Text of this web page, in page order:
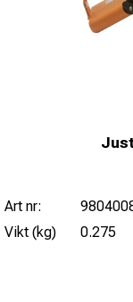
Art nr:
Vikt (kg)
0.275